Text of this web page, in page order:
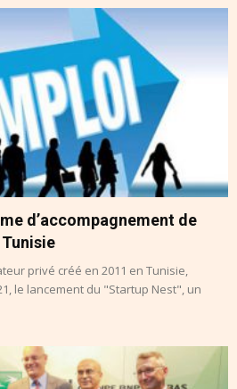
d’accompagnement de
privé créé en 2011 en Tunisie,
le lancement du "Startup Nest", un